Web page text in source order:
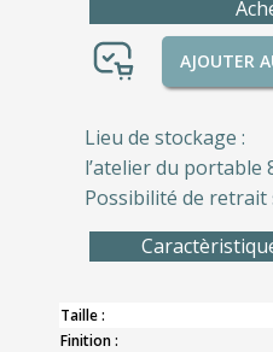
AJOUTER
Lieu de stockage :
l’atelier du portable
Possibilité de retrait
Taille :
Finition :